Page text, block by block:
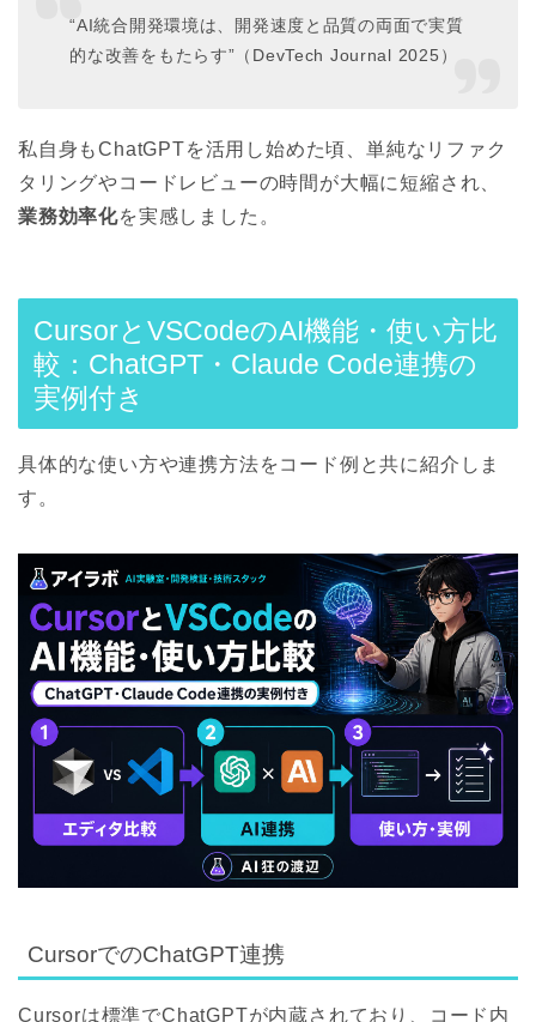
“AI統合開発環境は、開発速度と品質の両面で実質
的な改善をもたらす”（DevTech Journal 2025）
私自身もChatGPTを活用し始めた頃、単純なリファク
タリングやコードレビューの時間が大幅に短縮され、
業務効率化を実感しました。
CursorとVSCodeのAI機能・使い方比
較：ChatGPT・Claude Code連携の
実例付き
具体的な使い方や連携方法をコード例と共に紹介しま
す。
CursorでのChatGPT連携
Cursorは標準でChatGPTが内蔵されており、コード内